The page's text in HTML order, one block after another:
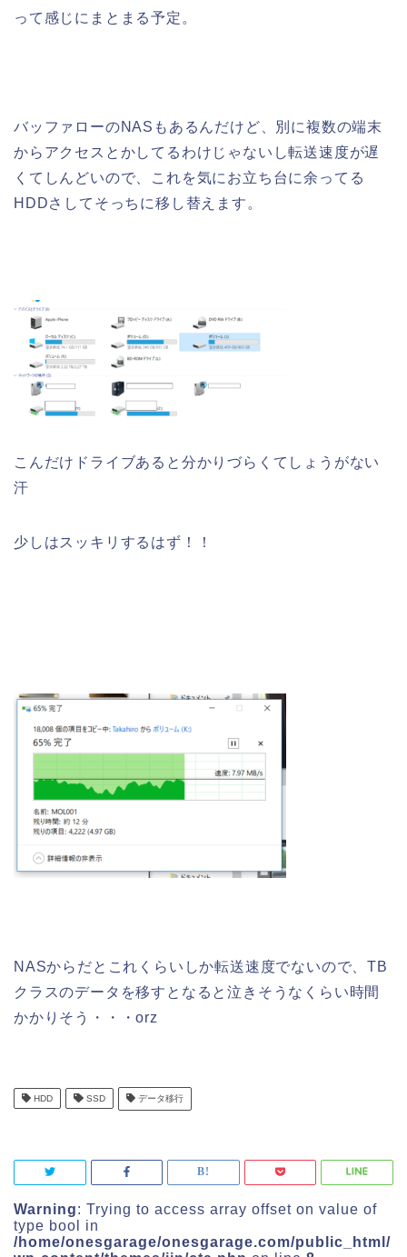
って感じにまとまる予定。
バッファローのNASもあるんだけど、別に複数の端末
からアクセスとかしてるわけじゃないし転送速度が遅
くてしんどいので、これを気にお立ち台に余ってる
HDDさしてそっちに移し替えます。
こんだけドライブあると分かりづらくてしょうがない
汗
少しはスッキリするはず！！
NASからだとこれくらいしか転送速度でないので、TB
クラスのデータを移すとなると泣きそうなくらい時間
かかりそう・・・orz
HDD SSD データ移行
Warning: Trying to access array offset on value of
type bool in
/home/onesgarage/onesgarage.com/public_html/